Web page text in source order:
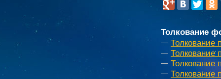
Толкование
Толкование
Толкование
Толкование
Толкование